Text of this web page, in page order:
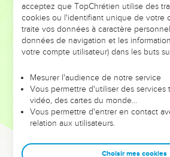
DE
ET SI LEURS ERREURS POUVAIENT
VOTRES ?
leur foi ou leur vision. Mais on voit moins
et les saisons difficiles qu'ils ont
sont elles qui les ont
Dans cette conférence, leaders,
clés pour avancer avec plus de
acceptez que TopChrétien utilise des
cookies ou l'identifiant unique de votre
traite vos données à caractère
données de navigation et les
votre compte utilisateur) dans les buts
Mesurer l'audience de notre service
Vous permettre d'utiliser des services
vidéo, des cartes du monde…
Vous permettre d'entrer en contact
relation aux utilisateurs.
Choisir mes cookies